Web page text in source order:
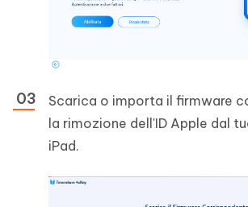
Scarica o importa il firmware
la rimozione dell'ID Apple dal
iPad.